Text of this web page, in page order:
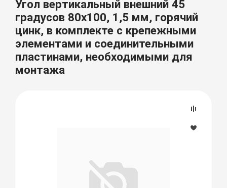
Угол вертикальный внешний 45
градусов 80х100, 1,5 мм, горячий
цинк, в комплекте с крепежными
элементами и соединительными
пластинами, необходимыми для
монтажа